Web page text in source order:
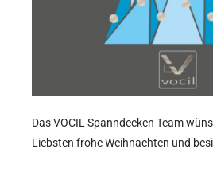
Das VOCIL Spanndecken Team
Liebsten frohe Weihnachten und